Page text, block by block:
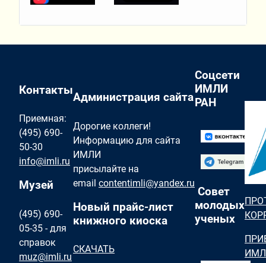
Контакты
Приемная:
(495) 690-
50-30
info@imli.ru
Музей
(495) 690-
05-35 - для
справок
muz@imli.ru
Администрация сайта
Дорогие коллеги!
Информацию для сайта
ИМЛИ
присылайте на
email contentimli@yandex.ru
Новый прайс-лист
книжного киоска
СКАЧАТЬ
Соцсети
ИМЛИ
РАН
Совет
молодых
ученых